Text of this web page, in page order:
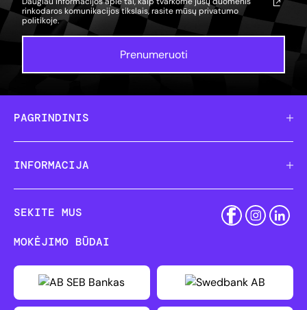
rinkodaros komunikacijos tikslais, rasite mūsų privatumo
politikoje.
Prenumeruoti
PAGRINDINIS
INFORMACIJA
SEKITE MUS
MOKĖJIMO BŪDAI